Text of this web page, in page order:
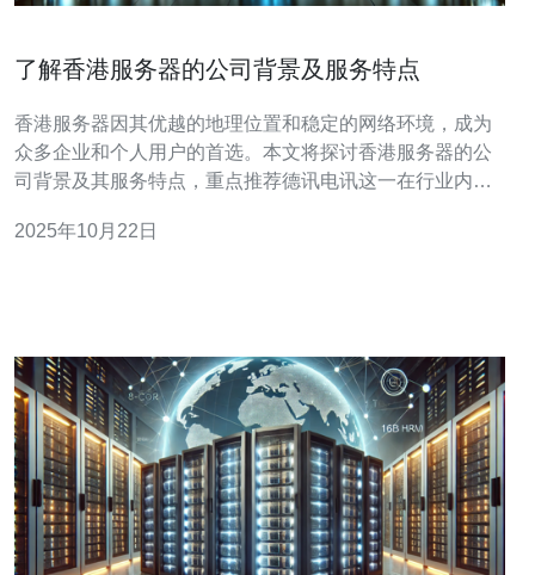
了解香港服务器的公司背景及服务特点
香港服务器因其优越的地理位置和稳定的网络环境，成为
众多企业和个人用户的首选。本文将探讨香港服务器的公
司背景及其服务特点，重点推荐德讯电讯这一在行业内具
器解决方案。 香港是一个国际化的城市，拥有成熟的金融
2025年10月22日